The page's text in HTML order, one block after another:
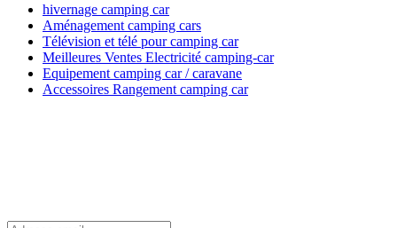
hivernage camping car
Aménagement camping cars
Télévision et télé pour camping car
Meilleures Ventes Electricité camping-car
Equipement camping car / caravane
Accessoires Rangement camping car